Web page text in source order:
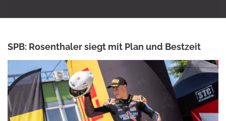
SPB: Rosenthaler siegt mit Plan und Bestzeit
ROWENA HINZMANN